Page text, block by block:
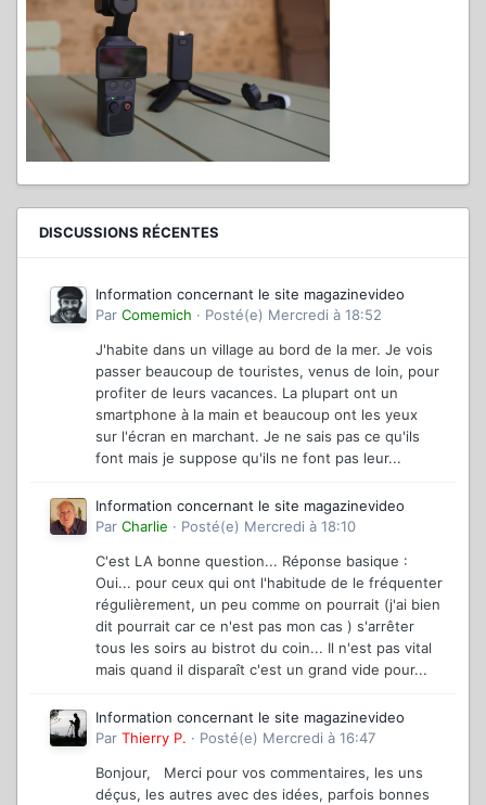
DISCUSSIONS RÉCENTES
Information concernant le site magazinevideo
Par Comemich · Posté(e) Mercredi à 18:52
J'habite dans un village au bord de la mer. Je vois
passer beaucoup de touristes, venus de loin, pour
profiter de leurs vacances. La plupart ont un
smartphone à la main et beaucoup ont les yeux
sur l'écran en marchant. Je ne sais pas ce qu'ils
font mais je suppose qu'ils ne font pas leur...
Information concernant le site magazinevideo
Par Charlie · Posté(e) Mercredi à 18:10
C'est LA bonne question... Réponse basique :
Oui... pour ceux qui ont l'habitude de le fréquenter
régulièrement, un peu comme on pourrait (j'ai bien
dit pourrait car ce n'est pas mon cas ) s'arrêter
tous les soirs au bistrot du coin... Il n'est pas vital
mais quand il disparaît c'est un grand vide pour...
Information concernant le site magazinevideo
Par Thierry P. · Posté(e) Mercredi à 16:47
Bonjour, Merci pour vos commentaires, les uns
déçus, les autres avec des idées, parfois bonnes